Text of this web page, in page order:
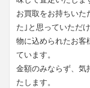
お買取をお持ちいた
た｣と思っていただ
物に込められたお客
ています。
金額のみならず、気
たします。